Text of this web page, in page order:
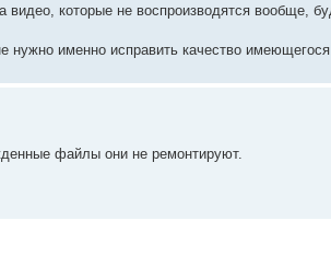
видео, которые не воспроизводятся вообще,
нужно именно исправить качество
файлы они не ремонтируют.